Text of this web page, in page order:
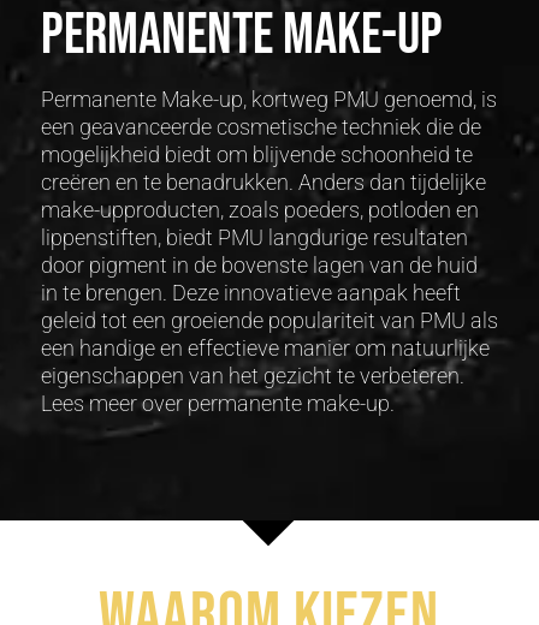
Permanente make-up
Permanente Make-up, kortweg PMU genoemd, is
een geavanceerde cosmetische techniek die de
mogelijkheid biedt om blijvende schoonheid te
creëren en te benadrukken. Anders dan tijdelijke
make-upproducten, zoals poeders, potloden en
lippenstiften, biedt PMU langdurige resultaten
door pigment in de bovenste lagen van de huid
in te brengen. Deze innovatieve aanpak heeft
geleid tot een groeiende populariteit van PMU als
een handige en effectieve manier om natuurlijke
eigenschappen van het gezicht te verbeteren.
Lees meer over permanente make-up.